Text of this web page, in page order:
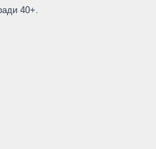
40+.